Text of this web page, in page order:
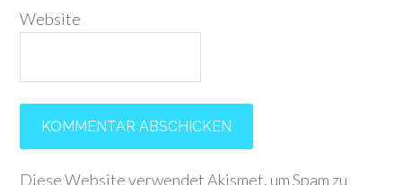
Website
Diese Website verwendet Akismet, um Spam zu